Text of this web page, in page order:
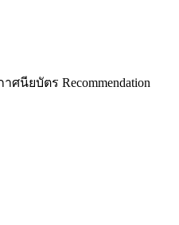
ยบัตร Recommendation